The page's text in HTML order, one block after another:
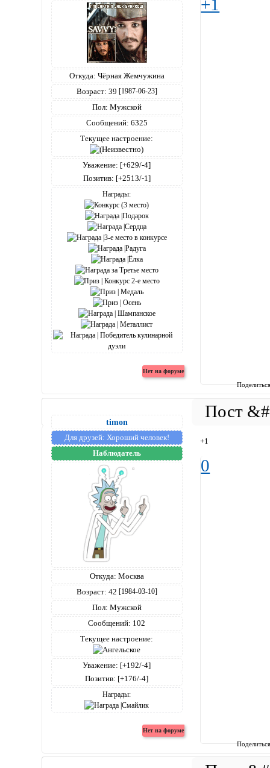
Откуда: Чёрная Жемчужина
Возраст: 39 [1987-06-23]
Пол: Мужской
Сообщений: 6325
Текущее настроение:
Уважение: [+629/-4]
Позитив: [+2513/-1]
Награды:
+1
timon
Для друзей: Хороший человек!
Наблюдатель
Откуда: Москва
Возраст: 42 [1984-03-10]
Пол: Мужской
Сообщений: 102
Текущее настроение:
Уважение: [+192/-4]
Позитив: [+176/-4]
Награды:
+1
0